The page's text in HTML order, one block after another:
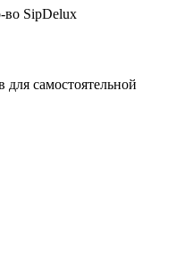
во SipDelux
самостоятельной